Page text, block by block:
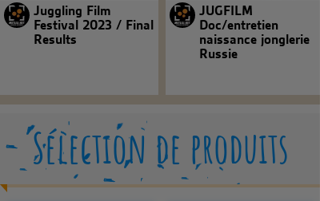
Juggling Film
Festival 2023 / Final
Results
JUGFILM
Doc/entretien
naissance jonglerie
Russie
Sélection de produits